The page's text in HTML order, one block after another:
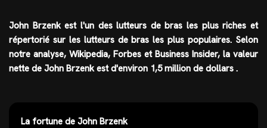
John Brzenk est l'un deslutteurs de bras les plus riches et
répertorié sur les lutteurs de bras les plus populaires. Selon
notre analyse, Wikipedia, Forbes et Business Insider, la valeur
nette de John Brzenk est d'environ 1,5 million de dollars .
La fortune de John Brzenk